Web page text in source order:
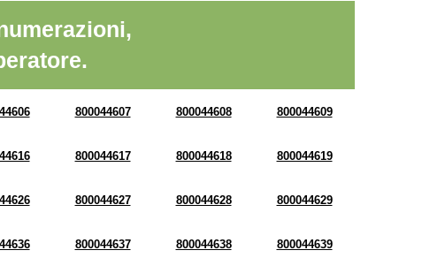
800044607 800044608 800044609
800044617 800044618 800044619
800044627 800044628 800044629
800044637 800044638 800044639